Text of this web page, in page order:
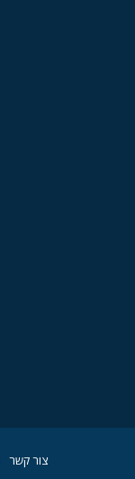
צור קשר